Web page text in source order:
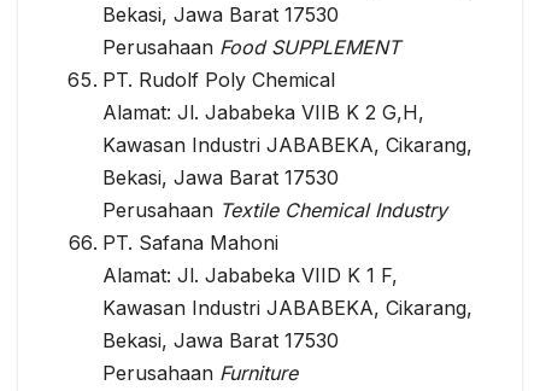
Bekasi, Jawa Barat 17530
Perusahaan Food SUPPLEMENT
PT. Rudolf Poly Chemical
Alamat: Jl. Jababeka VIIB K 2 G,H,
Kawasan Industri JABABEKA, Cikarang,
Bekasi, Jawa Barat 17530
Perusahaan Textile Chemical Industry
PT. Safana Mahoni
Alamat: Jl. Jababeka VIID K 1 F,
Kawasan Industri JABABEKA, Cikarang,
Bekasi, Jawa Barat 17530
Perusahaan Furniture